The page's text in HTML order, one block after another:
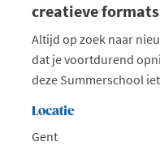
creatieve
Altijd op zoek naar
dat je voortdurend
deze Summerschool
Locatie
Gent